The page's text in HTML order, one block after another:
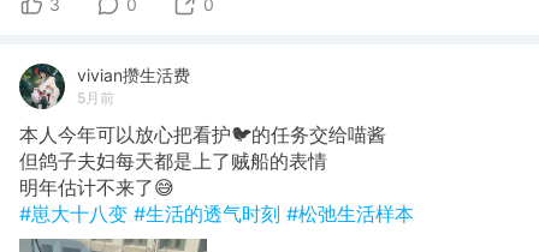
3 0 0
vivian攒生活费
5月前
本人今年可以放心把看护🐦的任务交给喵酱
但鸽子夫妇每天都是上了贼船的表情
明年估计不来了😅
#崽大十八变 #生活的透气时刻 #松弛生活样本